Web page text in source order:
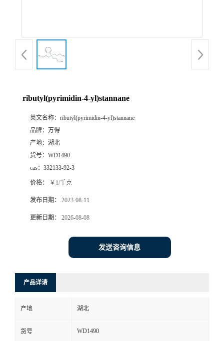
ributyl(pyrimidin-4-yl)stannane
英文名称： ributyl(pyrimidin-4-yl)stannane
品牌： 万得
产地： 湖北
货号： WD1490
cas： 332133-92-3
价格： ￥1/千克
发布日期： 2023-08-11
更新日期： 2026-08-08
发送咨询信息
产品详请
产地 湖北
货号 WD1490